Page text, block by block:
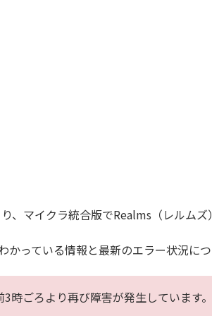
、マイクラ統合版でRealms（レルムズ
かっている情報と最新のエラー状況につ
時ごろより再び障害が発生しています。